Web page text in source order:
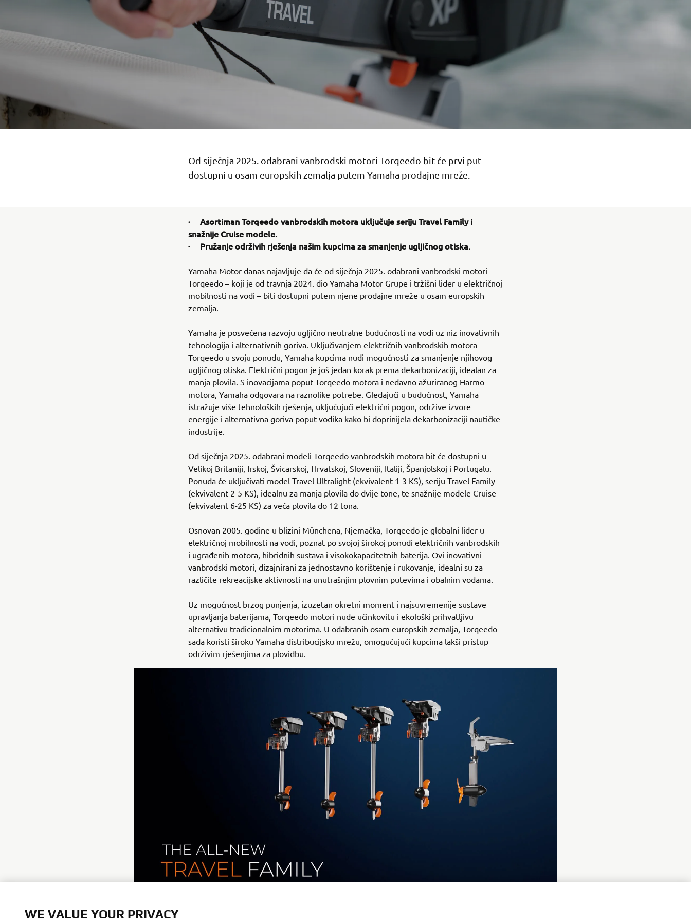
Od siječnja 2025. odabrani vanbrodski motori Torqeedo bit će prvi put
dostupni u osam europskih zemalja putem Yamaha prodajne mreže.
· Asortiman Torqeedo vanbrodskih motora uključuje seriju Travel Family i
snažnije Cruise modele.
· Pružanje održivih rješenja našim kupcima za smanjenje ugljičnog otiska.
Yamaha Motor danas najavljuje da će od siječnja 2025. odabrani vanbrodski motori
Torqeedo – koji je od travnja 2024. dio Yamaha Motor Grupe i tržišni lider u električnoj
mobilnosti na vodi – biti dostupni putem njene prodajne mreže u osam europskih
zemalja.
Yamaha je posvećena razvoju ugljično neutralne budućnosti na vodi uz niz inovativnih
tehnologija i alternativnih goriva. Uključivanjem električnih vanbrodskih motora
Torqeedo u svoju ponudu, Yamaha kupcima nudi mogućnosti za smanjenje njihovog
ugljičnog otiska. Električni pogon je još jedan korak prema dekarbonizaciji, idealan za
manja plovila. S inovacijama poput Torqeedo motora i nedavno ažuriranog Harmo
motora, Yamaha odgovara na raznolike potrebe. Gledajući u budućnost, Yamaha
istražuje više tehnoloških rješenja, uključujući električni pogon, održive izvore
energije i alternativna goriva poput vodika kako bi doprinijela dekarbonizaciji nautičke
industrije.
Od siječnja 2025. odabrani modeli Torqeedo vanbrodskih motora bit će dostupni u
Velikoj Britaniji, Irskoj, Švicarskoj, Hrvatskoj, Sloveniji, Italiji, Španjolskoj i Portugalu.
Ponuda će uključivati model Travel Ultralight (ekvivalent 1-3 KS), seriju Travel Family
(ekvivalent 2-5 KS), idealnu za manja plovila do dvije tone, te snažnije modele Cruise
(ekvivalent 6-25 KS) za veća plovila do 12 tona.
Osnovan 2005. godine u blizini Münchena, Njemačka, Torqeedo je globalni lider u
električnoj mobilnosti na vodi, poznat po svojoj širokoj ponudi električnih vanbrodskih
i ugrađenih motora, hibridnih sustava i visokokapacitetnih baterija. Ovi inovativni
vanbrodski motori, dizajnirani za jednostavno korištenje i rukovanje, idealni su za
različite rekreacijske aktivnosti na unutrašnjim plovnim putevima i obalnim vodama.
Uz mogućnost brzog punjenja, izuzetan okretni moment i najsuvremenije sustave
upravljanja baterijama, Torqeedo motori nude učinkovitu i ekološki prihvatljivu
alternativu tradicionalnim motorima. U odabranih osam europskih zemalja, Torqeedo
sada koristi široku Yamaha distribucijsku mrežu, omogućujući kupcima lakši pristup
održivim rješenjima za plovidbu.
Yamaha Motor distributes selected Torqeedo Outboards in eight countries in Europe
WE VALUE YOUR PRIVACY